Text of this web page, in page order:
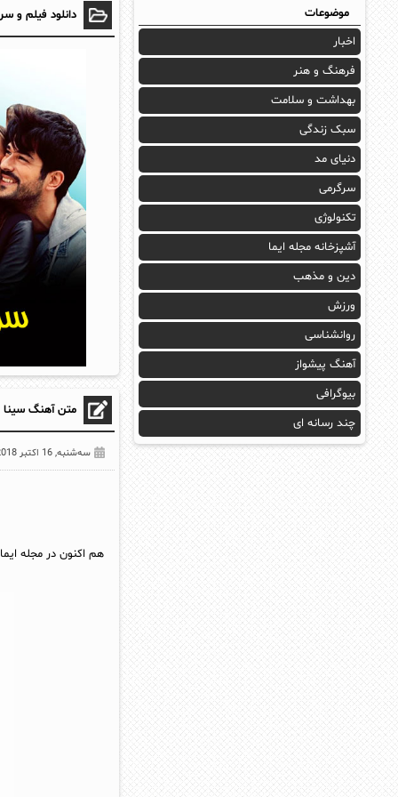
دانلود فیلم و
متن آهنگ سینا
سه‌شنبه, 16 اکتبر 2018
هم اکنون در مجله
موضوعات
اخبار
فرهنگ و هنر
بهداشت و سلامت
سبک زندگی
دنیای مد
سرگرمی
تکنولوژی
آشپزخانه مجله ایما
دین و مذهب
ورزش
روانشناسی
آهنگ پیشواز
بیوگرافی
چند رسانه ای